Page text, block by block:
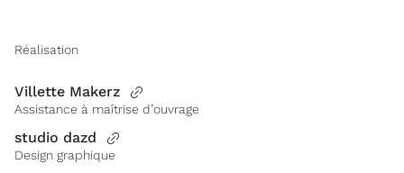
Réalisation
Villette Makerz
Assistance à maîtrise d’ouvrage
studio dazd
Design graphique